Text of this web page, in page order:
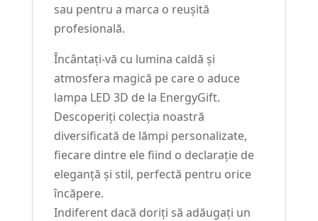
sau pentru a marca o reușită
profesională.
Încântați-vă cu lumina caldă și
atmosfera magică pe care o aduce
lampa LED 3D de la EnergyGift.
Descoperiți colecția noastră
diversificată de lămpi personalizate,
fiecare dintre ele fiind o declarație de
eleganță și stil, perfectă pentru orice
încăpere.
Indiferent dacă doriți să adăugați un